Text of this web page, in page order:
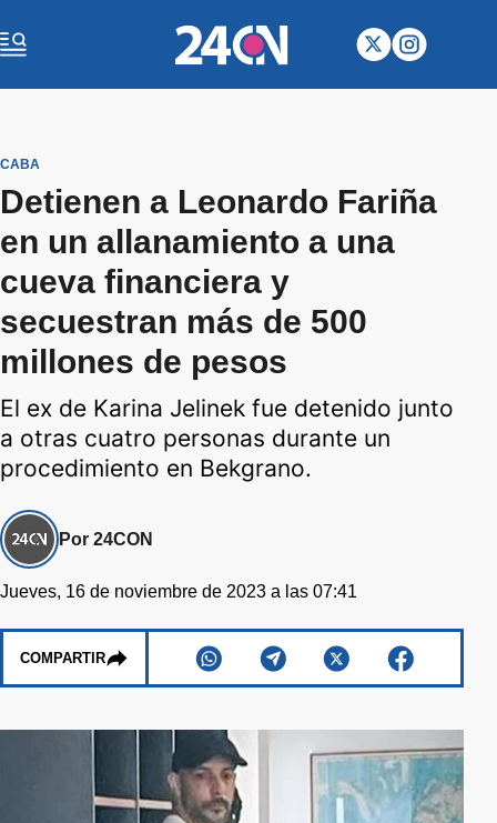
CABA
Detienen a Leonardo Fariña
en un allanamiento a una
cueva financiera y
secuestran más de 500
millones de pesos
El ex de Karina Jelinek fue detenido junto
a otras cuatro personas durante un
procedimiento en Bekgrano.
Por 24CON
Jueves, 16 de noviembre de 2023 a las 07:41
COMPARTIR